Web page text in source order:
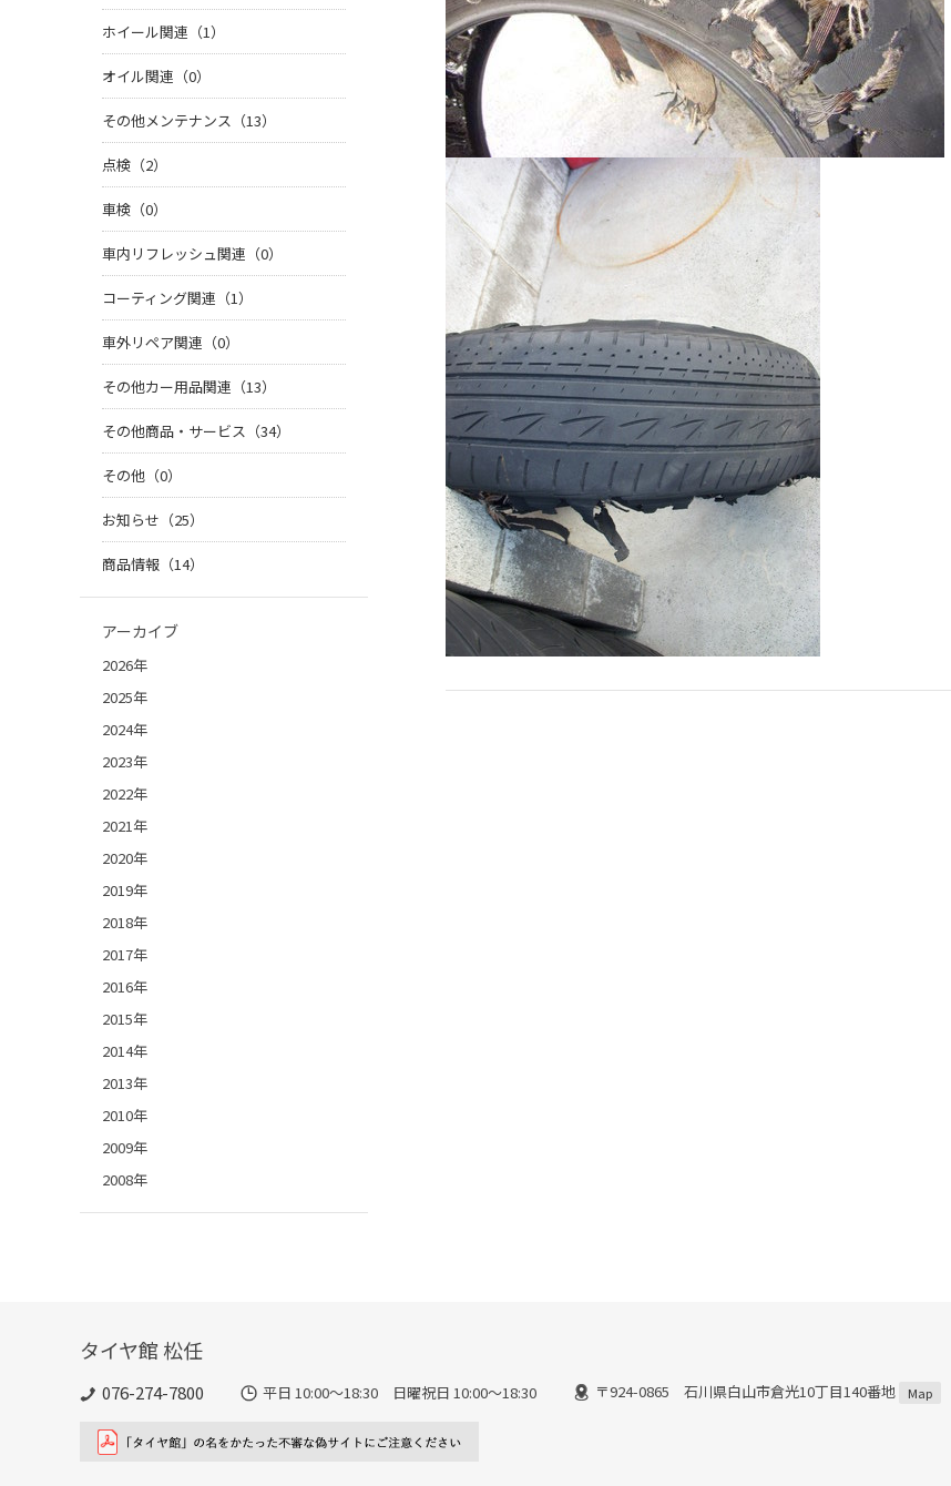
ホイール関連（1）
オイル関連（0）
その他メンテナンス（13）
点検（2）
車検（0）
車内リフレッシュ関連（0）
コーティング関連（1）
車外リペア関連（0）
その他カー用品関連（13）
その他商品・サービス（34）
その他（0）
お知らせ（25）
商品情報（14）
アーカイブ
2026年
2025年
2024年
2023年
2022年
2021年
2020年
2019年
2018年
2017年
2016年
2015年
2014年
2013年
2010年
2009年
2008年
タイヤ館 松任
076-274-7800 平日 10:00～18:30 日曜祝日 10:00～18:30 〒924-0865 石川県白山市倉光10丁目140番地 Map